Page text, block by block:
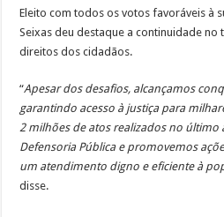
Eleito com todos os votos favoráveis à
Seixas deu destaque a continuidade
direitos dos cidadãos.
“Apesar dos desafios, alcançamos
garantindo acesso à justiça para
2 milhões de atos realizados no último
Defensoria Pública e promovemos
um atendimento digno e eficiente à
disse.